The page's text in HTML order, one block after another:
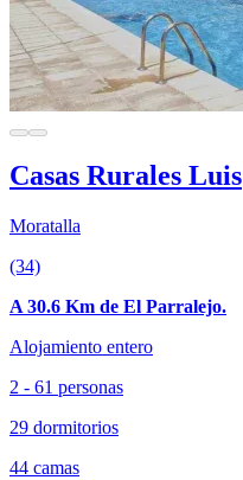
Casas Rurales Luis
Moratalla
(34)
A 30.6 Km de El Parralejo.
Alojamiento entero
2 - 61 personas
29 dormitorios
44 camas